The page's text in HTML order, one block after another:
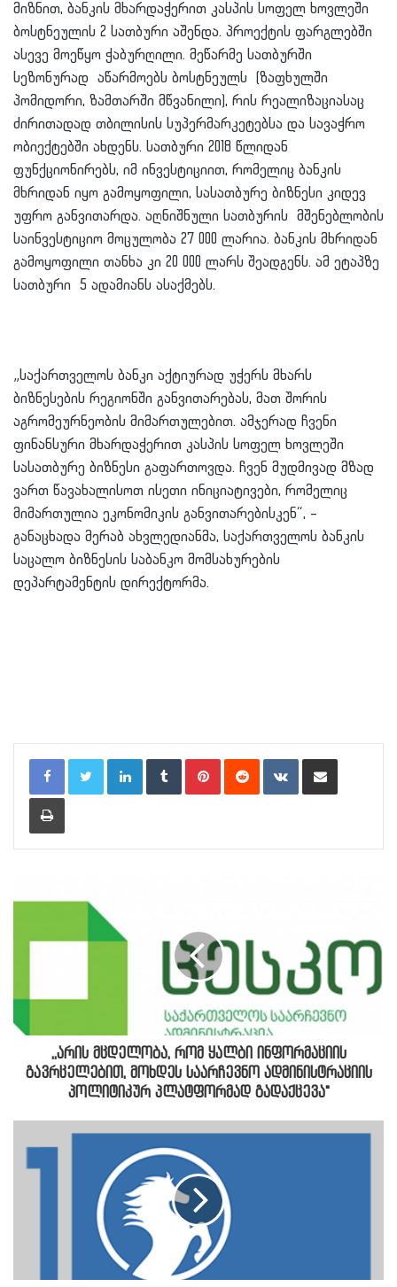
მიზნით, ბანკის მხარდაჭერით კასპის სოფელ ხოვლეში
ბოსტნეულის 2 სათბური აშენდა. პროექტის ფარგლებში
ასევე მოეწყო ჭაბურღილი. მეწარმე სათბურში
სეზონურად აწარმოებს ბოსტნეულს (ზაფხულში
პომიდორი, ზამთარში მწვანილი), რის რეალიზაციასაც
ძირითადად თბილისის სუპერმარკეტებსა და სავაჭრო
ობიექტებში ახდენს. სათბური 2018 წლიდან
ფუნქციონირებს, იმ ინვესტიციით, რომელიც ბანკის
მხრიდან იყო გამოყოფილი, სასათბურე ბიზნესი კიდევ
უფრო განვითარდა. აღნიშნული სათბურის მშენებლობის
საინვესტიციო მოცულობა 27 000 ლარია. ბანკის მხრიდან
გამოყოფილი თანხა კი 20 000 ლარს შეადგენს. ამ ეტაპზე
სათბური 5 ადამიანს ასაქმებს.
„საქართველოს ბანკი აქტიურად უჭერს მხარს
ბიზნესების რეგიონში განვითარებას, მათ შორის
აგრომეურნეობის მიმართულებით. ამჯერად ჩვენი
ფინანსური მხარდაჭერით კასპის სოფელ ხოვლეში
სასათბურე ბიზნესი გაფართოვდა. ჩვენ მუდმივად მზად
ვართ წავახალისოთ ისეთი ინიციატივები, რომელიც
მიმართულია ეკონომიკის განვითარებისკენ“, –
განაცხადა მერაბ ახვლედიანმა, საქართველოს ბანკის
საცალო ბიზნესის საბანკო მომსახურების
დეპარტამენტის დირექტორმა.
LinkedInTumblr PinterestReddit VKontakteShare via Email
Print
,,არის მცდელობა, რომ ყალბი ინფორმაციის
გავრცელებით, მოხდეს საარჩევნო ადმინისტრაციის
პოლიტიკურ პლატფორმად გადაქცევა"